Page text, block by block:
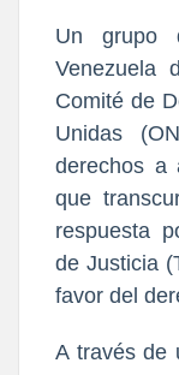
Un grupo
Venezuela
Comité de
Unidas
derechos a
que
respuesta
de Justicia
favor del
A través de